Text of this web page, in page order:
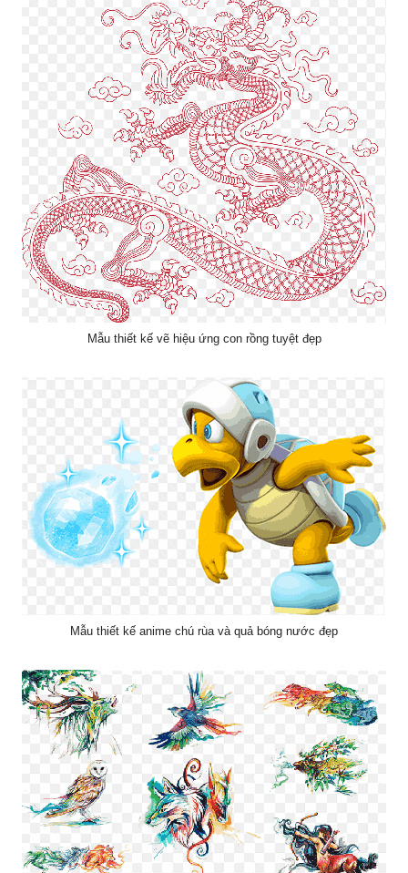
Mẫu thiết kế vẽ hiệu ứng con rồng tuyệt đẹp
Mẫu thiết kế anime chú rùa và quả bóng nước đẹp